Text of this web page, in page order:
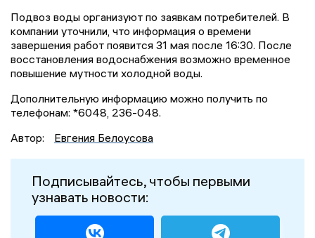
Подвоз воды организуют по заявкам потребителей. В
компании уточнили, что информация о времени
завершения работ появится 31 мая после 16:30. После
восстановления водоснабжения возможно временное
повышение мутности холодной воды.
Дополнительную информацию можно получить по
телефонам: *6048, 236-048.
Автор:
Евгения Белоусова
Подписывайтесь, чтобы первыми
узнавать новости: